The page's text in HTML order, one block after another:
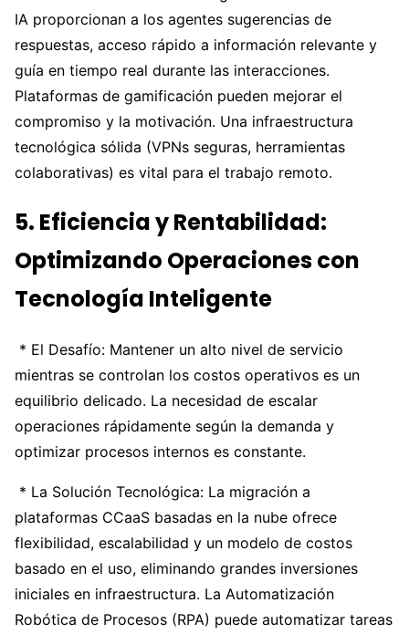
IA proporcionan a los agentes sugerencias de
respuestas, acceso rápido a información relevante y
guía en tiempo real durante las interacciones.
Plataformas de gamificación pueden mejorar el
compromiso y la motivación. Una infraestructura
tecnológica sólida (VPNs seguras, herramientas
colaborativas) es vital para el trabajo remoto.
5. Eficiencia y Rentabilidad:
Optimizando Operaciones con
Tecnología Inteligente
* El Desafío: Mantener un alto nivel de servicio
mientras se controlan los costos operativos es un
equilibrio delicado. La necesidad de escalar
operaciones rápidamente según la demanda y
optimizar procesos internos es constante.
* La Solución Tecnológica: La migración a
plataformas CCaaS basadas en la nube ofrece
flexibilidad, escalabilidad y un modelo de costos
basado en el uso, eliminando grandes inversiones
iniciales en infraestructura. La Automatización
Robótica de Procesos (RPA) puede automatizar tareas